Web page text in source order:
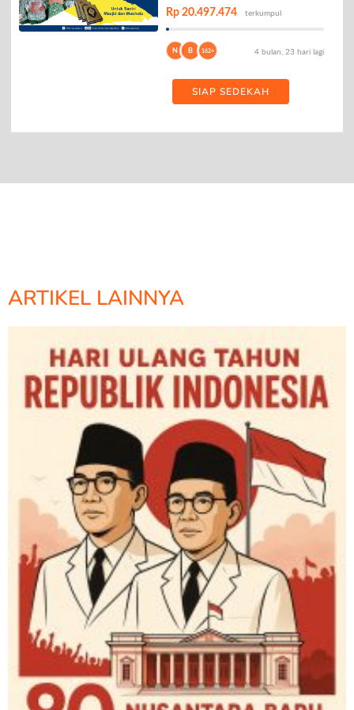
Rp 20.497.474 terkumpul
N B 162+ 4 bulan, 23 hari lagi
SIAP SEDEKAH
ARTIKEL LAINNYA